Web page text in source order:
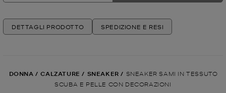
DETTAGLI PRODOTTO SPEDIZIONE E RESI
DONNA / CALZATURE / SNEAKER / SNEAKER SAMI IN TESSUTO
SCUBA E PELLE CON DECORAZIONI